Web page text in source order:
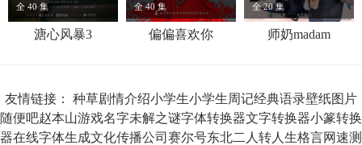
全 40 集
溏心风暴3
全 40 集
偏偏喜欢你
全 20 集
师奶madam
友情链接： 种草剧情介绍小学生小学生周记经典语录壁纸图片
随便吧赵本山游戏名字未解之谜字体转换器文字转换器小篆转换
器在线字体生成文化传播公司 赛尔号东北二人转 人生格言网速测